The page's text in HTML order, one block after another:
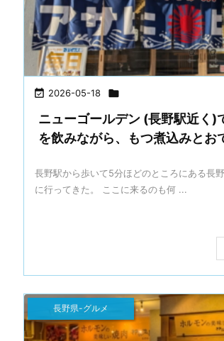
 2026-05-18 
ニューゴールデン (長野駅近く)
を飲みながら、もつ煮込みとお
長野駅から歩いて5分ほどのところにある長
に行ってきた。 ここに来るのも何 ...
長野県-グルメ